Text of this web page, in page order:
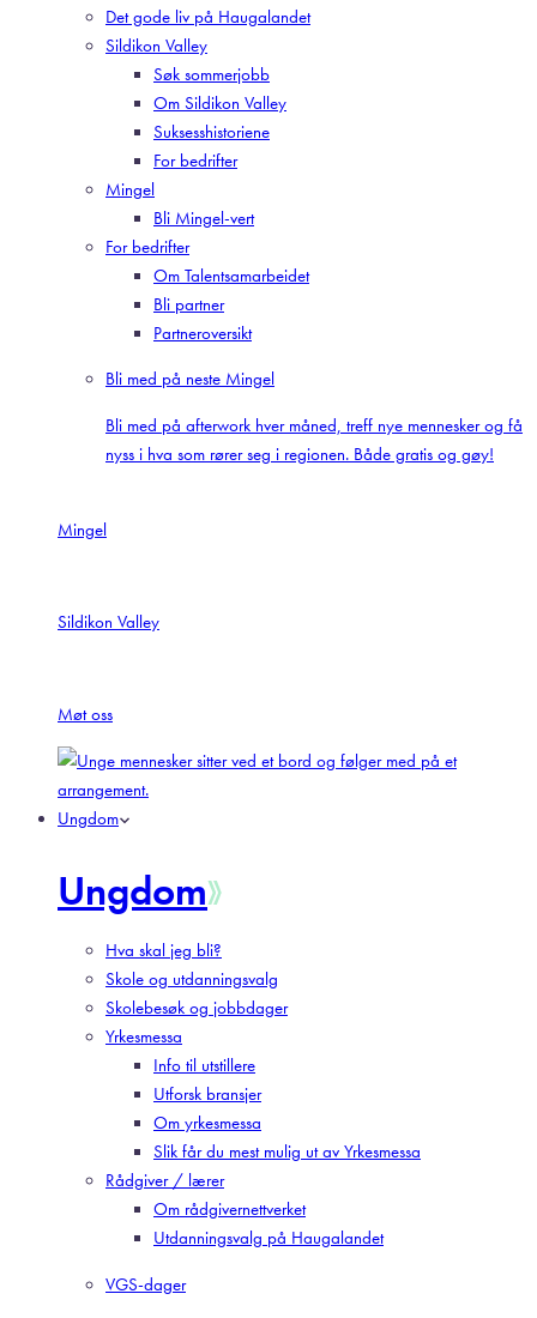
Det gode liv på Haugalandet
Sildikon Valley
Søk sommerjobb
Om Sildikon Valley
Suksesshistoriene
For bedrifter
Mingel
Bli Mingel-vert
For bedrifter
Om Talentsamarbeidet
Bli partner
Partneroversikt
Bli med på neste Mingel
Bli med på afterwork hver måned, treff nye mennesker og få
nyss i hva som rører seg i regionen. Både gratis og gøy!
Mingel
Sildikon Valley
Møt oss
Ungdom
Ungdom
Hva skal jeg bli?
Skole og utdanningsvalg
Skolebesøk og jobbdager
Yrkesmessa
Info til utstillere
Utforsk bransjer
Om yrkesmessa
Slik får du mest mulig ut av Yrkesmessa
Rådgiver / lærer
Om rådgivernettverket
Utdanningsvalg på Haugalandet
VGS-dager